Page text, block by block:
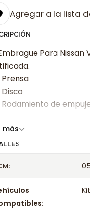
Agregar a la lista
Para Nissan
Prensa
Disco
Rodamiento de empuje
especialistas en
más